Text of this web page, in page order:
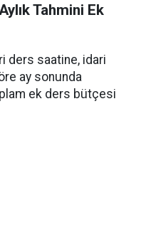
Tahmini Ek
ders saatine, idari
ay sonunda
ek ders bütçesi